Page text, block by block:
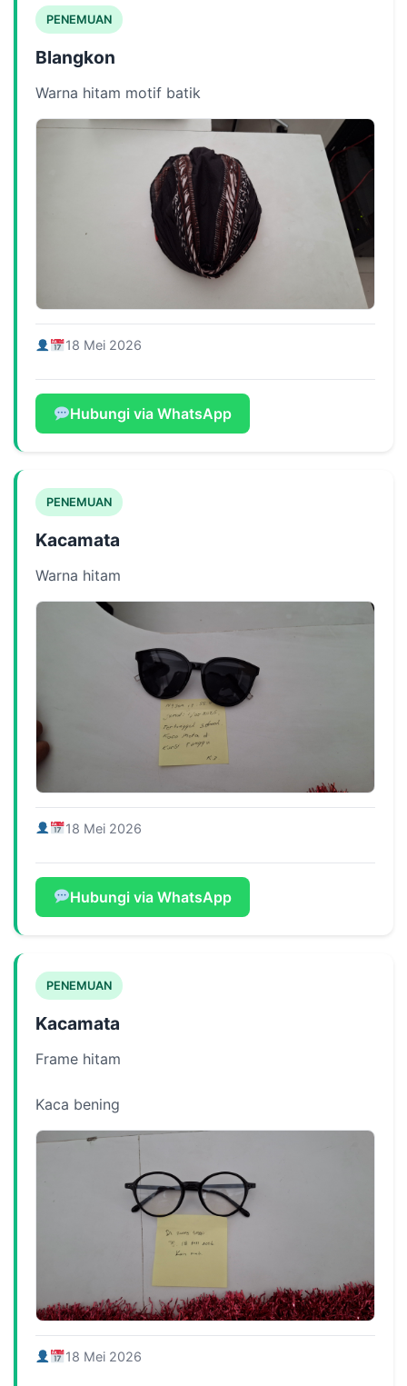
PENEMUAN
Blangkon
Warna hitam motif batik
18 Mei 2026
Hubungi via WhatsApp
PENEMUAN
Kacamata
Warna hitam
18 Mei 2026
Hubungi via WhatsApp
PENEMUAN
Kacamata
Frame hitam
Kaca bening
18 Mei 2026